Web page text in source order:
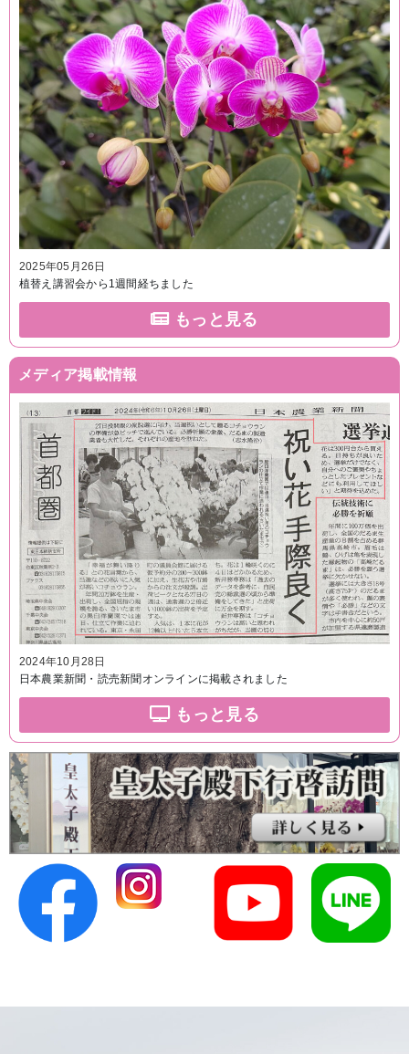
2025年05月26日
植替え講習会から1週間経ちました
もっと見る
メディア掲載情報
2024年10月28日
日本農業新聞・読売新聞オンラインに掲載されました
もっと見る